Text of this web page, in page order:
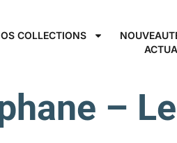
COLLECTIONS
–